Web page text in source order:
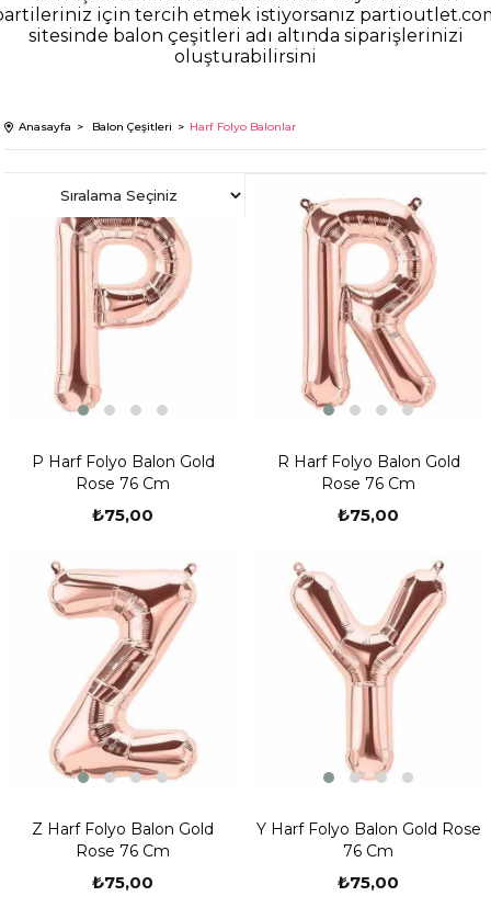
için tercih etmek istiyorsanız
sitesinde balon çeşitleri adı altında siparişlerinizi
oluşturabilirsini
Anasayfa Balon Çeşitleri Harf Folyo Balonlar
P Harf Folyo Balon Gold
Rose 76 Cm
₺75,00
R Harf Folyo Balon Gold
Rose 76 Cm
₺75,00
Z Harf Folyo Balon Gold
Rose 76 Cm
₺75,00
Y Harf Folyo Balon Gold Rose
76 Cm
₺75,00